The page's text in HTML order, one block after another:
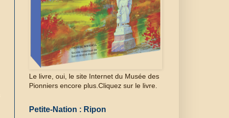
Le livre, oui, le site Internet du Musée des
Pionniers encore plus.Cliquez sur le livre.
Petite-Nation : Ripon